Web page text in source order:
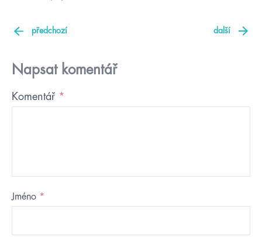
předchozí další
Napsat komentář
Komentář *
Jméno *